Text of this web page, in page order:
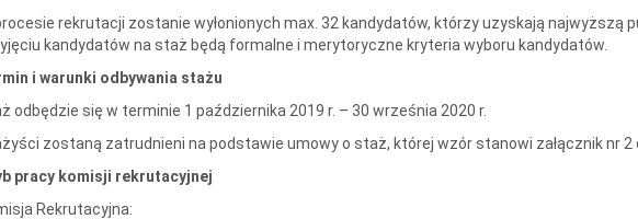
rekrutacji zostanie wyłonionych max. 32 kandydatów, którzy uzyskają najwyższą
kandydatów na staż będą formalne i merytoryczne kryteria wyboru kandydatów.
i warunki odbywania stażu
odbędzie się w terminie 1 października 2019 r. – 30 września 2020 r.
zostaną zatrudnieni na podstawie umowy o staż, której wzór stanowi załącznik nr 2
pracy komisji rekrutacyjnej
Rekrutacyjna: